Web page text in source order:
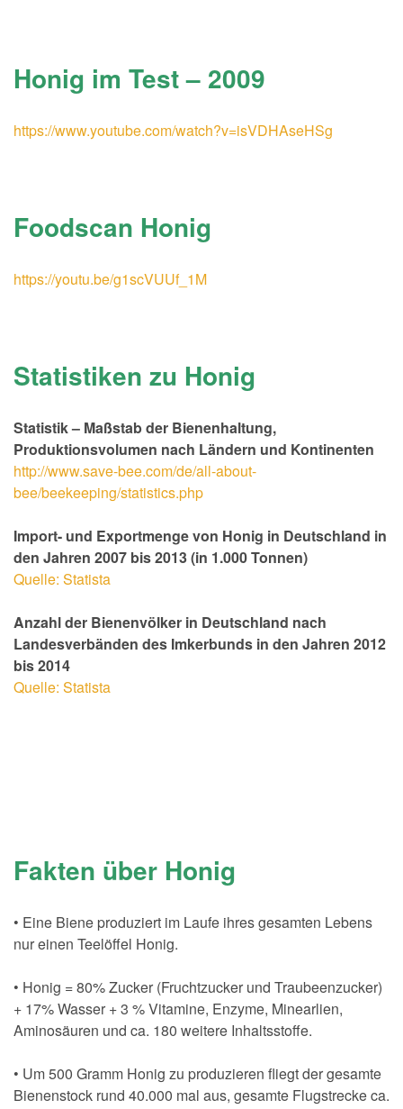
Honig im Test – 2009
https://www.youtube.com/watch?v=isVDHAseHSg
Foodscan Honig
https://youtu.be/g1scVUUf_1M
Statistiken zu Honig
Statistik – Maßstab der Bienenhaltung,
Produktionsvolumen nach Ländern und Kontinenten
http://www.save-bee.com/de/all-about-
bee/beekeeping/statistics.php
Import- und Exportmenge von Honig in Deutschland in
den Jahren 2007 bis 2013 (in 1.000 Tonnen)
Quelle: Statista
Anzahl der Bienenvölker in Deutschland nach
Landesverbänden des Imkerbunds in den Jahren 2012
bis 2014
Quelle: Statista
Fakten über Honig
• Eine Biene produziert im Laufe ihres gesamten Lebens
nur einen Teelöffel Honig.
• Honig = 80% Zucker (Fruchtzucker und Traubeenzucker)
+ 17% Wasser + 3 % Vitamine, Enzyme, Minearlien,
Aminosäuren und ca. 180 weitere Inhaltsstoffe.
• Um 500 Gramm Honig zu produzieren fliegt der gesamte
Bienenstock rund 40.000 mal aus, gesamte Flugstrecke ca.